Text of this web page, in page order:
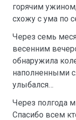
горячим
схожу с ума по
Через семь
весенним
обнаружила
наполненными
улыбался…
Через полгода
Спасибо всем